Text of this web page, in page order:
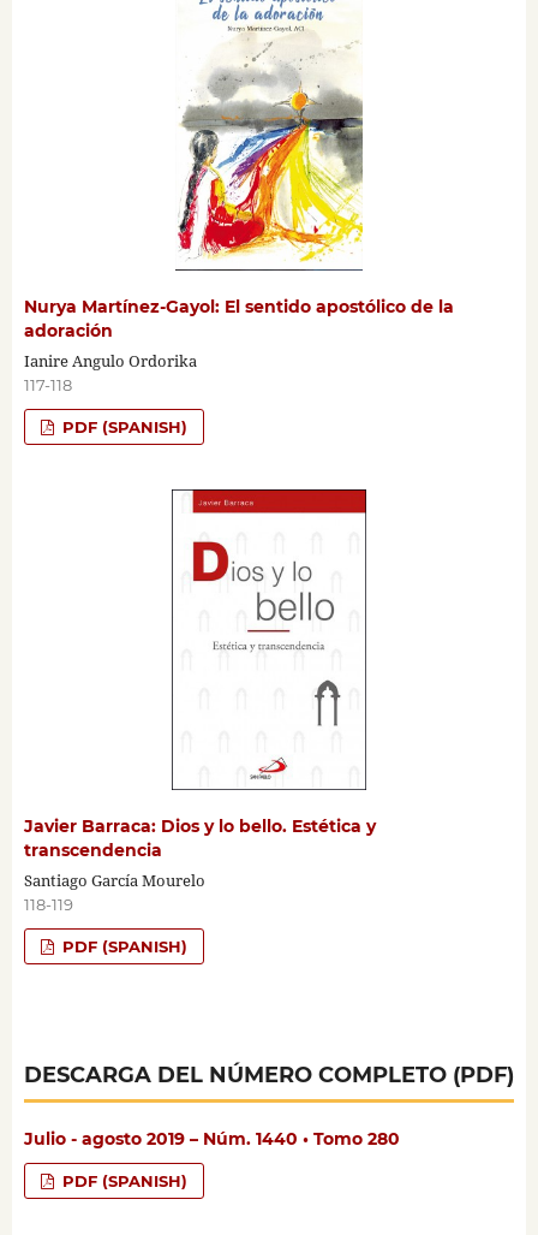
Nurya Martínez-Gayol: El sentido apostólico de la
adoración
Ianire Angulo Ordorika
117-118
PDF (SPANISH)
Javier Barraca: Dios y lo bello. Estética y
transcendencia
Santiago García Mourelo
118-119
PDF (SPANISH)
DESCARGA DEL NÚMERO COMPLETO (PDF)
Julio - agosto 2019 – Núm. 1440 • Tomo 280
PDF (SPANISH)